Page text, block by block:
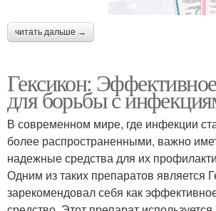
читать дальше →
Гексикон:
для борьбы с
В современном мире, где инфекции
более распространенными, важно
надежные средства для их
Одним из таких препаратов является
зарекомендовал себя как